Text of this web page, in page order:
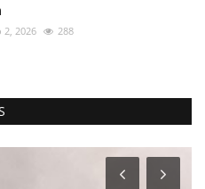
2, 2026 288